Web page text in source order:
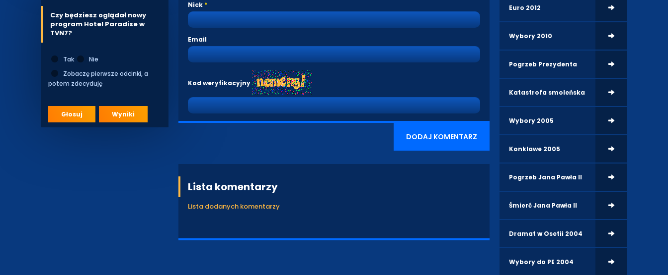
Czy będziesz oglądał nowy
program Hotel Paradise w
TVN7?
Tak
Nie
Zobaczę pierwsze odcinki, a
potem zdecyduję
Głosuj Wyniki
Nick
Email
Kod weryfikacyjny
DODAJ KOMENTARZ
Lista komentarzy
Lista dodanych komentarzy
Euro 2012
Wybory 2010
Pogrzeb Prezydenta
Katastrofa smoleńska
Wybory 2005
Konklawe 2005
Pogrzeb Jana Pawła II
Śmierć Jana Pawła II
Dramat w Osetii 2004
Wybory do PE 2004